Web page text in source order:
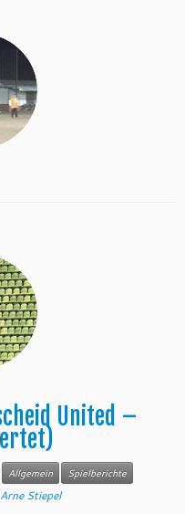
United –
Allgemein
Spielberichte
Arne Stiepel